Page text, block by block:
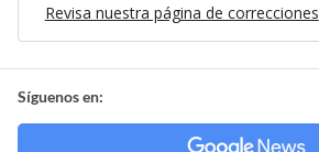
Revisa nuestra página de correcciones
Síguenos en: